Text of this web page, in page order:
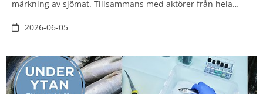
märkning av sjömat. Tillsammans med aktörer från hela
märkningen kontraproduktiv? Småskalighetens perspektiv.
2026-06-05